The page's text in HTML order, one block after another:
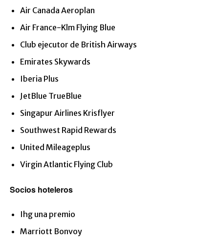
Air Canada Aeroplan
Air France-Klm Flying Blue
Club ejecutor de British Airways
Emirates Skywards
Iberia Plus
JetBlue TrueBlue
Singapur Airlines Krisflyer
Southwest Rapid Rewards
United Mileageplus
Virgin Atlantic Flying Club
Socios hoteleros
Ihg una premio
Marriott Bonvoy